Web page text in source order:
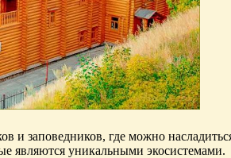
и заповедников, где можно
являются уникальными экосистемами.